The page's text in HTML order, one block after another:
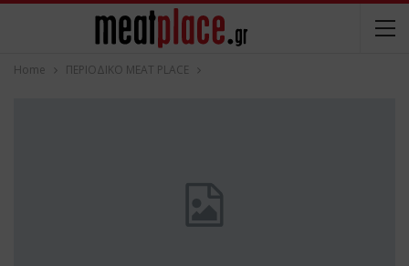
Home ΠΕΡΙΟΔΙΚΟ ΜΕΑΤ PLACE